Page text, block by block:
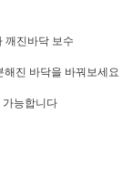
깨진바닥 보수
진 바닥을 바꿔보세요
능합니다